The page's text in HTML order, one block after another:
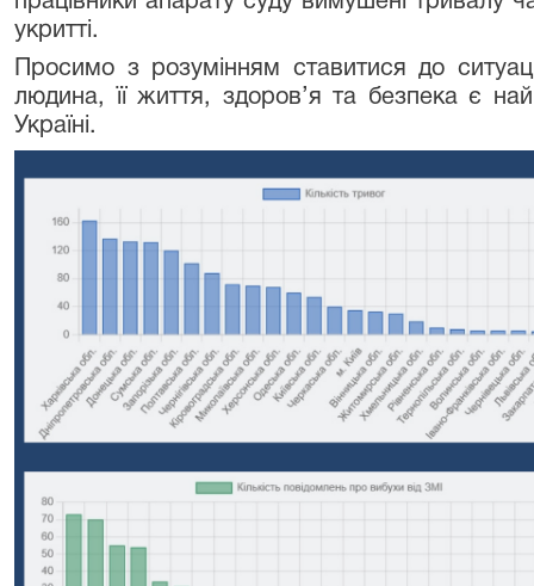
укритті.
Просимо з розумінням ставитися до
людина, її життя, здоров’я та безпека є
Україні.